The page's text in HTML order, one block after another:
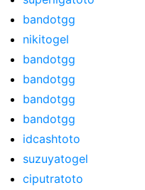
bandotgg
nikitogel
bandotgg
bandotgg
bandotgg
bandotgg
idcashtoto
suzuyatogel
ciputratoto